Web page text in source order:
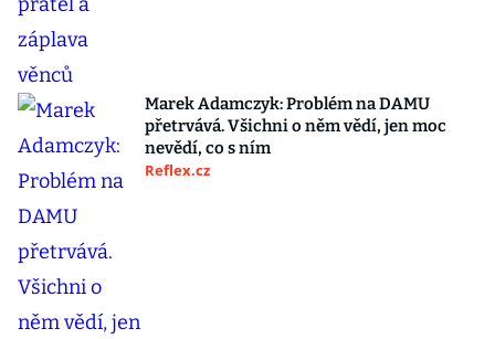
Marek Adamczyk: Problém na DAMU
přetrvává. Všichni o něm vědí, jen moc
nevědí, co s ním
Reflex.cz